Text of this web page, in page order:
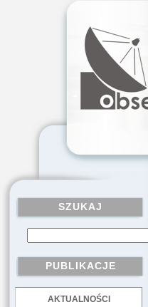
SZUKAJ
PUBLIKACJE
AKTUALNOŚCI